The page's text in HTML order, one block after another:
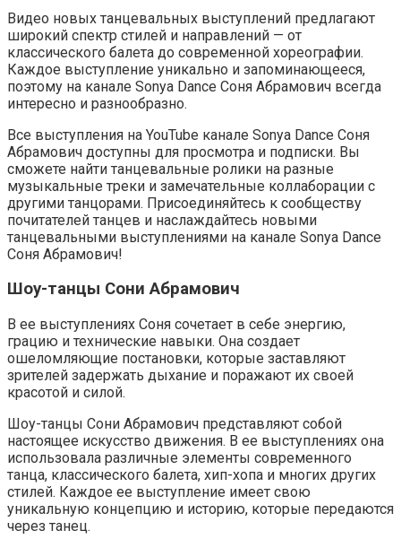
Видео новых танцевальных выступлений предлагают
широкий спектр стилей и направлений — от
классического балета до современной хореографии.
Каждое выступление уникально и запоминающееся,
поэтому на канале Sonya Dance Соня Абрамович всегда
интересно и разнообразно.
Все выступления на YouTube канале Sonya Dance Соня
Абрамович доступны для просмотра и подписки. Вы
сможете найти танцевальные ролики на разные
музыкальные треки и замечательные коллаборации с
другими танцорами. Присоединяйтесь к сообществу
почитателей танцев и наслаждайтесь новыми
танцевальными выступлениями на канале Sonya Dance
Соня Абрамович!
Шоу-танцы Сони Абрамович
В ее выступлениях Соня сочетает в себе энергию,
грацию и технические навыки. Она создает
ошеломляющие постановки, которые заставляют
зрителей задержать дыхание и поражают их своей
красотой и силой.
Шоу-танцы Сони Абрамович представляют собой
настоящее искусство движения. В ее выступлениях она
использовала различные элементы современного
танца, классического балета, хип-хопа и многих других
стилей. Каждое ее выступление имеет свою
уникальную концепцию и историю, которые передаются
через танец.